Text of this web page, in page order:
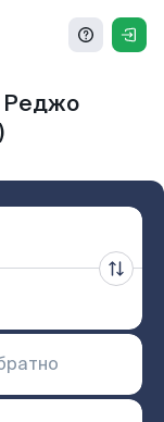
Реджо